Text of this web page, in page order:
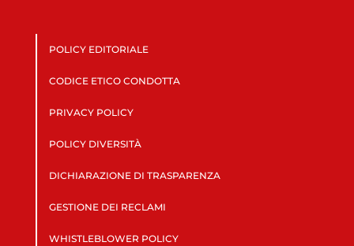
POLICY EDITORIALE
CODICE ETICO CONDOTTA
PRIVACY POLICY
POLICY DIVERSITÀ
DICHIARAZIONE DI TRASPARENZA
GESTIONE DEI RECLAMI
WHISTLEBLOWER POLICY